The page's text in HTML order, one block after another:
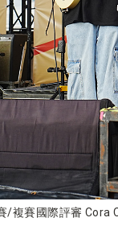
/複賽國際評審 Cora